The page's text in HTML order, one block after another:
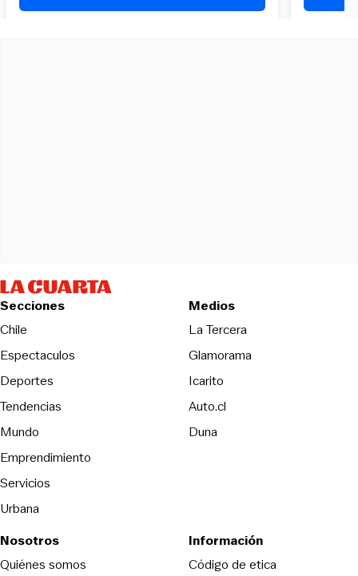
Secciones
Chile
Espectaculos
Deportes
Tendencias
Mundo
Emprendimiento
Servicios
Urbana
Medios
La TerceraOpens in new
Glamorama
Icarito
Auto.cl
DunaOpens in new window
Nosotros
Quiénes somos
Información
Código de eticaOpens in new